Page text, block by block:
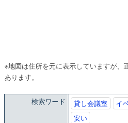
※地図は住所を元に表示していますが、
あります。
検索ワード 貸し会議室 イ
安い